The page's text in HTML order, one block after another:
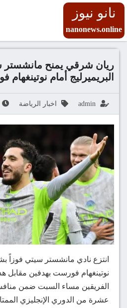
نانو نيوز
nanonews.online
ريان شرقي يمنح مانشستر
البريميرليج أمام
admin اخبار الرياضة
انتزع نادي مانشستر سيتي فوزاً
نوتينغهام فورست بهدفين مقابل
الفريقين مساء السبت ضمن
عشرة من الدوري الإنجليزي